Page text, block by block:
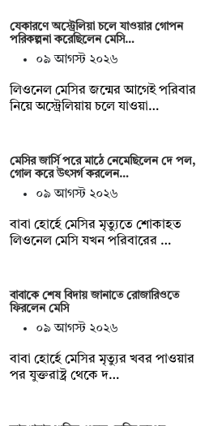
যেকারণে অস্ট্রেলিয়া চলে যাওয়ার গোপন
পরিকল্পনা করেছিলেন মেসি…
০৯ আগস্ট ২০২৬
লিওনেল মেসির জন্মের আগেই পরিবার
নিয়ে অস্ট্রেলিয়ায় চলে যাওয়া…
মেসির জার্সি পরে মাঠে নেমেছিলেন দে পল,
গোল করে উৎসর্গ করলেন…
০৯ আগস্ট ২০২৬
বাবা হোর্হে মেসির মৃত্যুতে শোকাহত
লিওনেল মেসি যখন পরিবারের …
বাবাকে শেষ বিদায় জানাতে রোজারিওতে
ফিরলেন মেসি
০৯ আগস্ট ২০২৬
বাবা হোর্হে মেসির মৃত্যুর খবর পাওয়ার
পর যুক্তরাষ্ট্র থেকে দ…